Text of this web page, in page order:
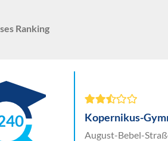
Ranking
Kopernikus-
August-Bebel-